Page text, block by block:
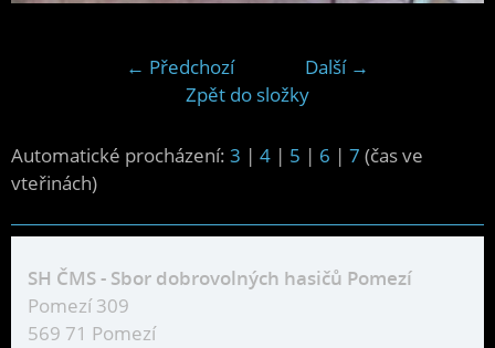
← Předchozí
Další →
Zpět do složky
Automatické procházení: 3 | 4 | 5 | 6 | 7 (čas ve
vteřinách)
SH ČMS - Sbor dobrovolných hasičů Pomezí
Pomezí 309
569 71 Pomezí